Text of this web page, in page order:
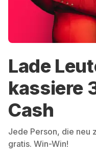
Lade
kassiere
Cash
Jede Person, die neu
gratis. Win-Win!